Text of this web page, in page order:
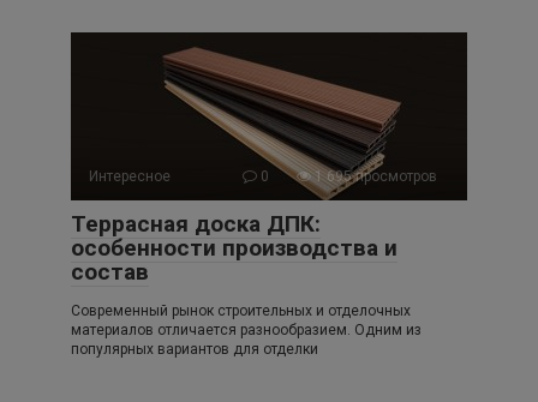
Интересное 0 1 695 просмотров
Террасная доска ДПК:
особенности производства и
состав
Современный рынок строительных и отделочных
материалов отличается разнообразием. Одним из
популярных вариантов для отделки